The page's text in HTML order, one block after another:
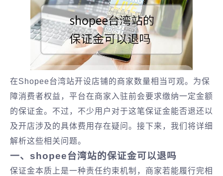
在Shopee台湾站开设店铺的商家数量相当可观。为保
障消费者权益，平台在商家入驻前会要求缴纳一定金额
的保证金。不过，不少用户对于这笔保证金能否退还以
及开店涉及的具体费用存在疑问。接下来，我们将详细
解析这些相关问题。
一、shopee台湾站的保证金可以退吗
保证金本质上是一种责任约束机制，商家若能履行完相